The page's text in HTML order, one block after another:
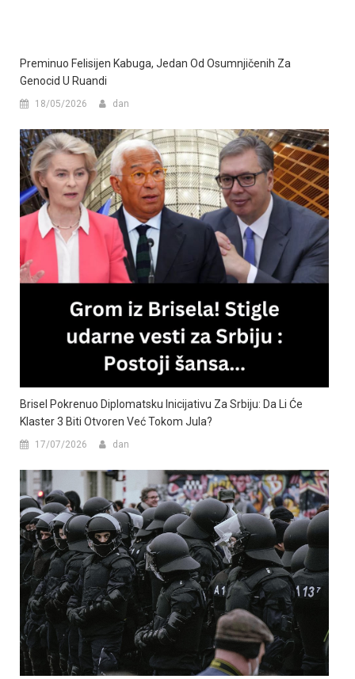
Preminuo Felisijen Kabuga, Jedan Od Osumnjičenih Za
Genocid U Ruandi
18/05/2026 dan
Brisel Pokrenuo Diplomatsku Inicijativu Za Srbiju: Da Li Će
Klaster 3 Biti Otvoren Već Tokom Jula?
17/07/2026 dan